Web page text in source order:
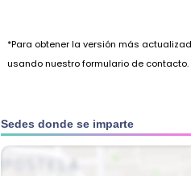
*Para obtener la versión más
usando nuestro formulario de contacto.
Sedes donde se imparte